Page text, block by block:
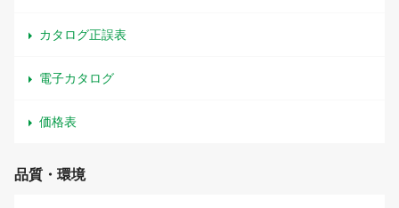
カタログ正誤表
電子カタログ
価格表
品質・環境